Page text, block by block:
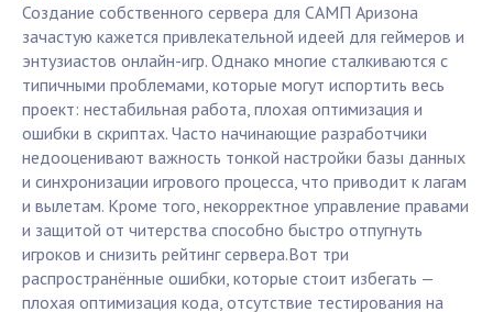
Создание собственного сервера для САМП Аризона
зачастую кажется привлекательной идеей для геймеров и
энтузиастов онлайн-игр. Однако многие сталкиваются с
типичными проблемами, которые могут испортить весь
проект: нестабильная работа, плохая оптимизация и
ошибки в скриптах. Часто начинающие разработчики
недооценивают важность тонкой настройки базы данных
и синхронизации игрового процесса, что приводит к лагам
и вылетам. Кроме того, некорректное управление правами
и защитой от читерства способно быстро отпугнуть
игроков и снизить рейтинг сервера.Вот три
распространённые ошибки, которые стоит избегать —
плохая оптимизация кода, отсутствие тестирования на